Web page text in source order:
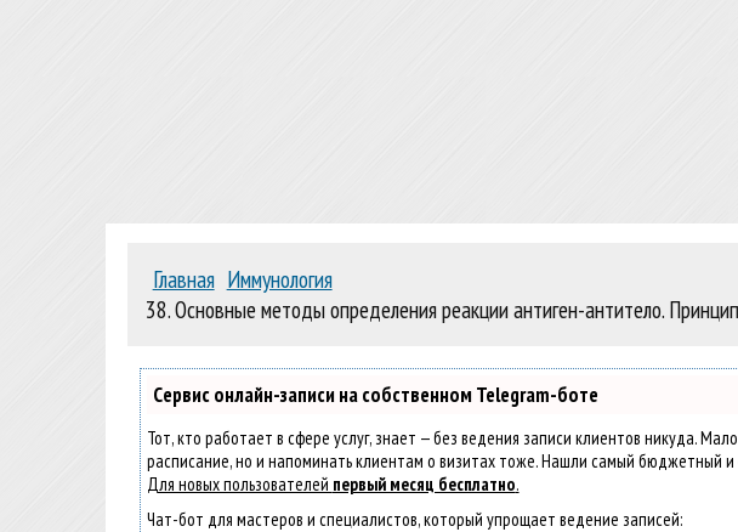
Главная Иммунология
38. Основные методы определения реакции антиген-антитело.
Сервис онлайн-записи на собственном Telegram-боте
Тот, кто работает в сфере услуг, знает — без ведения записи клиентов никуда.
расписание, но и напоминать клиентам о визитах тоже. Нашли самый бюджетный
Для новых пользователей первый месяц бесплатно.
Чат-бот для мастеров и специалистов, который упрощает ведение записей: